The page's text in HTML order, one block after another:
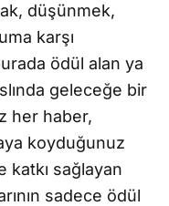
düşünmek,
karşı
ödül alan ya
geleceğe bir
her haber,
koyduğunuz
katkı sağlayan
sadece ödül